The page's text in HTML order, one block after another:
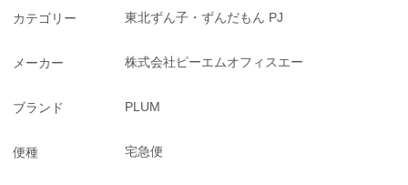
カテゴリー 東北ずん子・ずんだもん PJ
メーカー 株式会社ピーエムオフィスエー
ブランド PLUM
便種 宅急便